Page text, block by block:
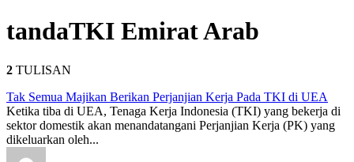
tandaTKI Emirat Arab
2 TULISAN
Tak Semua Majikan Berikan Perjanjian Kerja Pada TKI di UEA
Ketika tiba di UEA, Tenaga Kerja Indonesia (TKI) yang bekerja di
sektor domestik akan menandatangani Perjanjian Kerja (PK) yang
dikeluarkan oleh...